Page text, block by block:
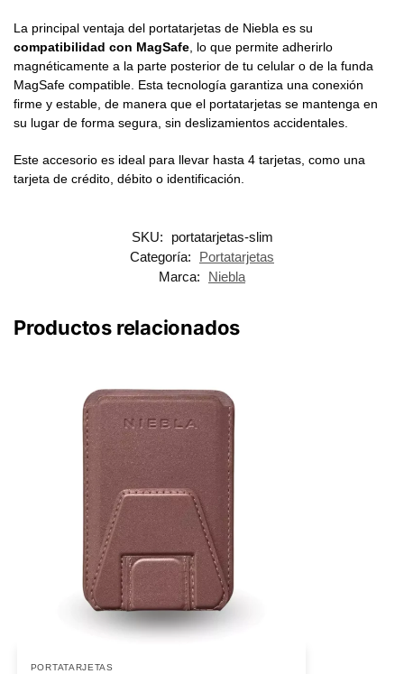
La principal ventaja del portatarjetas de Niebla es su
compatibilidad con MagSafe, lo que permite adherirlo
magnéticamente a la parte posterior de tu celular o de la funda
MagSafe compatible. Esta tecnología garantiza una conexión
firme y estable, de manera que el portatarjetas se mantenga en
su lugar de forma segura, sin deslizamientos accidentales.
Este accesorio es ideal para llevar hasta 4 tarjetas, como una
tarjeta de crédito, débito o identificación.
SKU:
portatarjetas-slim
Categoría:
Portatarjetas
Marca:
Niebla
Productos relacionados
PORTATARJETAS